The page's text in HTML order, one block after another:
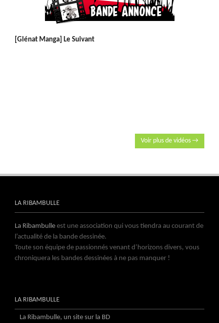
[Glénat Manga] Le Suivant
Voir plus de vidéos →
LA RIBAMBULLE
La Ribambulle est une association qui vous tiendra au courant de
l’actualité de la bande dessinée.
Toute son équipe de passionnés venant d’horizons divers, vous
chroniquera les bandes dessinées à ne pas manquer !
LA RIBAMBULLE
La Ribambulle, un site sur la BD